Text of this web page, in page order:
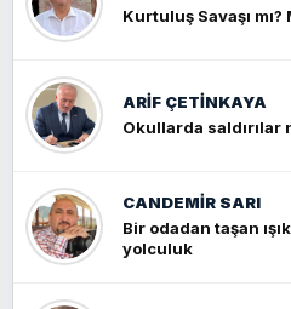
Kurtuluş Savaşı
ARIF ÇETİNKAYA
Okullarda saldırılar
CANDEMIR SARI
Bir odadan taşan
yolculuk